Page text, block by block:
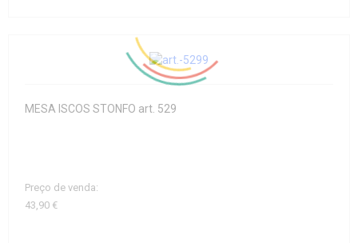
MESA ISCOS STONFO art. 529
Preço de venda:
43,90 €